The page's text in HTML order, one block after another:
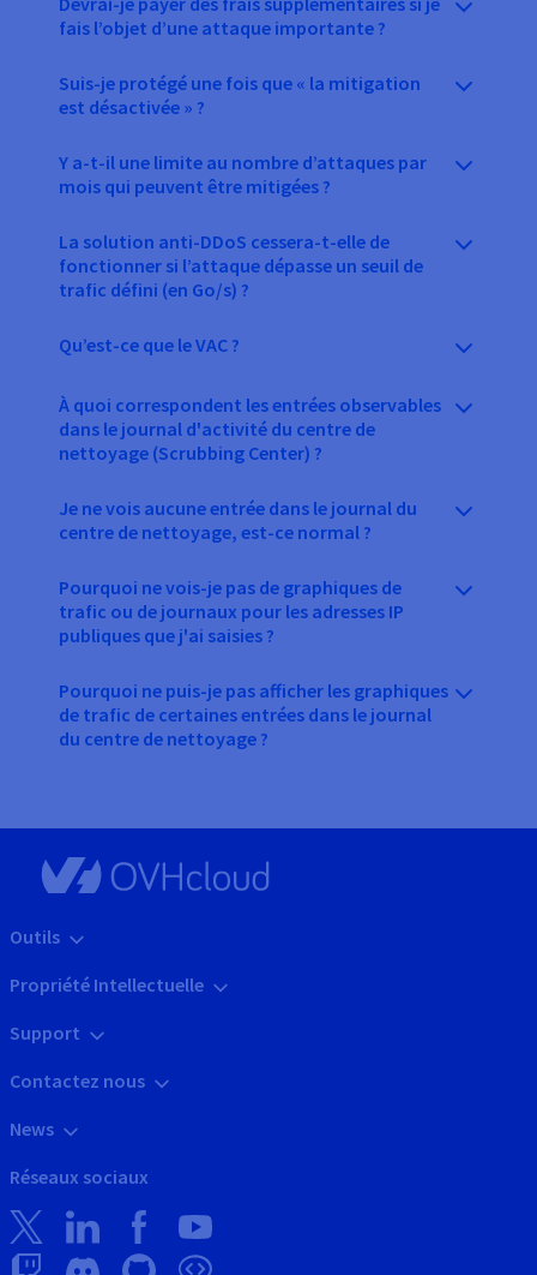
fais l’objet d’une attaque importante ?
Suis-je protégé une fois que « la mitigation
est désactivée » ?
Y a-t-il une limite au nombre d’attaques par
mois qui peuvent être mitigées ?
La solution anti-DDoS cessera-t-elle de
fonctionner si l’attaque dépasse un seuil de
trafic défini (en Go/s) ?
Qu’est-ce que le VAC ?
À quoi correspondent les entrées observables
dans le journal d'activité du centre de
nettoyage (Scrubbing Center) ?
Je ne vois aucune entrée dans le journal du
centre de nettoyage, est-ce normal ?
Pourquoi ne vois-je pas de graphiques de
trafic ou de journaux pour les adresses IP
publiques que j'ai saisies ?
Pourquoi ne puis-je pas afficher les graphiques
de trafic de certaines entrées dans le journal
du centre de nettoyage ?
Outils
Propriété Intellectuelle
Support
Contactez nous
News
Réseaux sociaux